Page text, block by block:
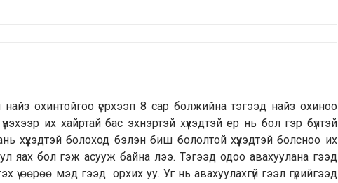
охинтойгоо үерхээп 8 сар болжийна тэгээд найз охиноо
их хайртай бас эхнэртэй хүүхэдтэй ер нь бол гэр бүлтэй
хүүхэдтэй болоход бэлэн биш бололтой хүүхэдтэй болсноо их
яах бол гэж асууж байна лээ. Тэгээд одоо авахуулана гээд
үү өөрөө мэд гээд орхих уу. Уг нь авахуулахгүй гээл гүрийгээд